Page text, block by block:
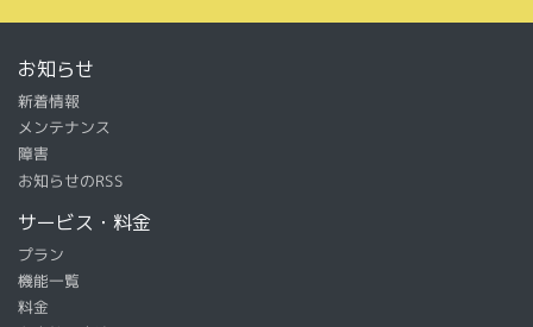
お知らせ
新着情報
メンテナンス
障害
お知らせのRSS
サービス・料金
プラン
機能一覧
料金